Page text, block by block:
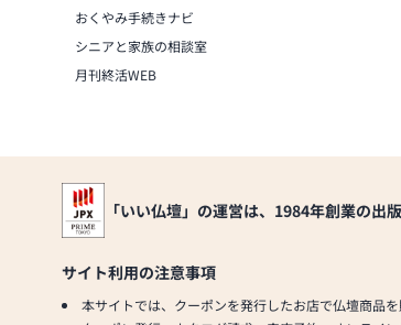
おくやみ手続きナビ
シニアと家族の相談室
月刊終活WEB
「いい仏壇」の運営は、1984年創業の出
サイト利用の注意事項
本サイトでは、クーポンを発行したお店で仏壇商品